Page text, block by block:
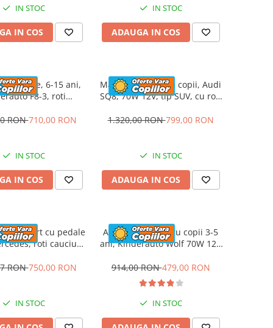
IN STOC
IN COS
IN STOC
ADAUGA IN COS
pedale, 6-15 ani,
F8-3, roti
Albastru
RON710,00 RON
IN STOC
IN COS
Masinuta electrica copii, Audi
SQ8, 70W 12V, tip SUV, cu roti
premium, rosie
1.320,00 RON799,00 RON
IN STOC
ADAUGA IN COS
GO Kart cu pedale
roti cauciuc
#Rosu
RON750,00 RON
IN STOC
ATV electric pentru copii 3-5
ani, Kinderauto Wolf 70W 12V
914,00 RON479,00 RON
IN STOC